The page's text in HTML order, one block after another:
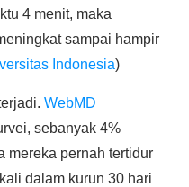
4 menit, maka
sampai hampir
Indonesia)
WebMD
sebanyak 4%
mereka pernah tertidur
dalam kurun 30 hari